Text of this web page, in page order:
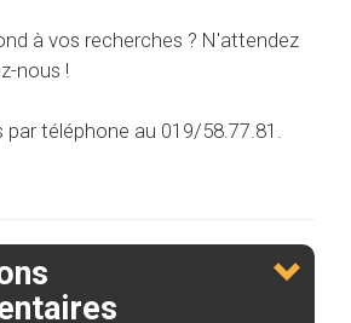
à vos recherches ? N'attendez
nous !
par téléphone au 019/58.77.81.